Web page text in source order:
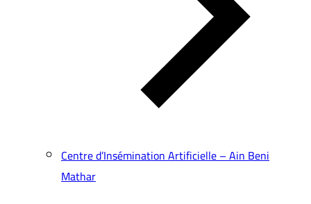
Centre d’Insémination Artificielle – Ain Beni
Mathar